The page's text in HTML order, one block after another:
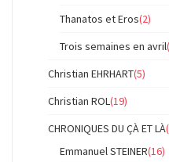
Thanatos et Eros(2)
Trois semaines en avril
Christian EHRHART(5)
Christian ROL(19)
CHRONIQUES DU ÇÀ ET LÀ
Emmanuel STEINER(16)